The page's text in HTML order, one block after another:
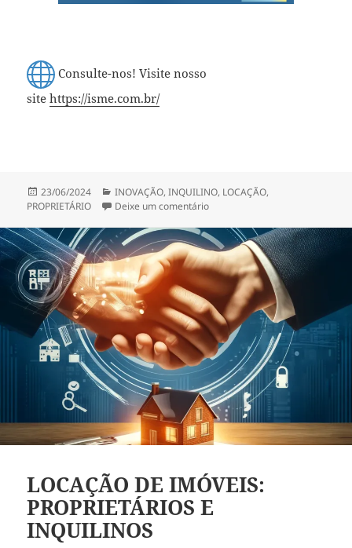
Consulte-nos! Visite nosso
sitehttps://isme.com.br/
Publicado
em
23/06/2024 Categorias
INOVAÇÃO,INQUILINO, LOCAÇÃO,
PROPRIETÁRIO
Deixe um comentárioem LOCAÇÃO DE IMOVEIS
LOCAÇÃO DE IMÓVEIS:
PROPRIETÁRIOS E
INQUILINOS